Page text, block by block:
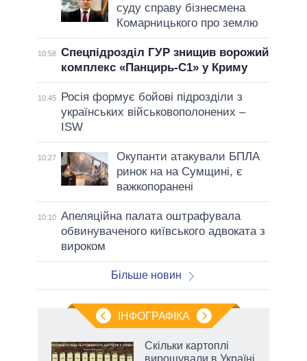
суду справу бізнесмена
Комарницького про землю
10:58 Спецпідрозділ ГУР знищив ворожий
комплекс «Панцирь-С1» у Криму
10:45
Росія формує бойові підрозділи з
українських військовополонених –
ISW
10:27
Окупанти атакували БПЛА
ринок на на Сумщині, є
важкопоранені
10:10 Апеляційна палата оштрафувала
обвинуваченого київського адвоката з
вироком
Більше новин
ІНФОГРАФІКА
Скільки картоплі
вирощували в Україні